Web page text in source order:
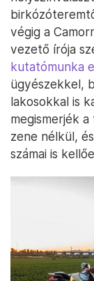
végig a
vezető írója
kutatómunka
ügyészekkel,
lakosokkal is
megismerjék
zene nélkül,
számai is